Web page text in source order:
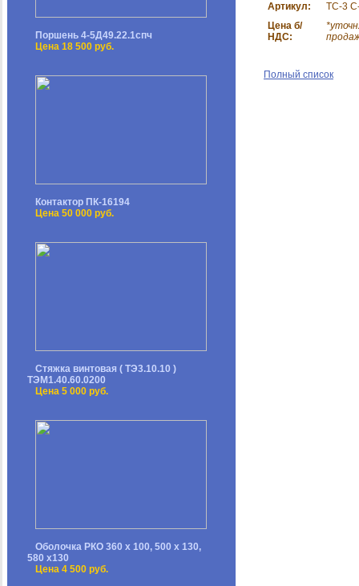
Поршень 4-5Д49.22.1спч
Цена 18 500 руб.
Контактор ПК-16194
Цена 50 000 руб.
Стяжка винтовая ( ТЭ3.10.10 )
ТЭМ1.40.60.0200
Цена 5 000 руб.
Оболочка РКО 360 х 100, 500 х 130,
580 х130
Цена 4 500 руб.
Артикул:
ТС-3
Цена б/
НДС:
Полный список